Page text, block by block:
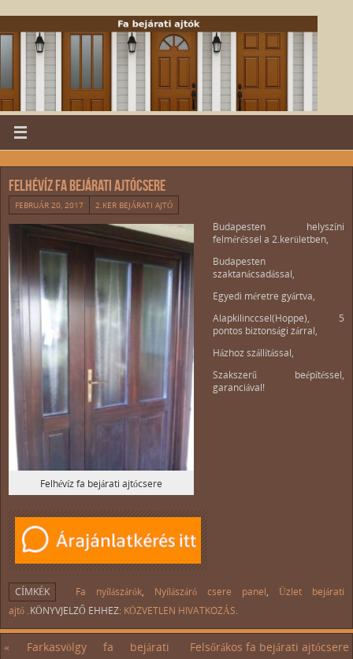
Felhévíz fa bejárati ajtócsere
FEBRUÁR 20, 2017 2.KER BEJÁRATI AJTÓ
Felhévíz fa bejárati ajtócsere
Budapesten helyszíni
felméréssel a 2.kerületben,
Budapesten
szaktanácsadással,
Egyedi méretre gyártva,
Alapkilinccsel(Hoppe), 5
pontos biztonsági zárral,
Házhoz szállítással,
Szakszerű beépítéssel,
garanciával!
CÍMKÉK Fa nyílászárók, Nyílászáró csere panel, Üzlet bejárati
ajtó .KÖNYVJELZŐ EHHEZ: KÖZVETLEN HIVATKOZÁS.
« Farkasvölgy fa bejárati
Felsőrákos fa bejárati ajtócsere